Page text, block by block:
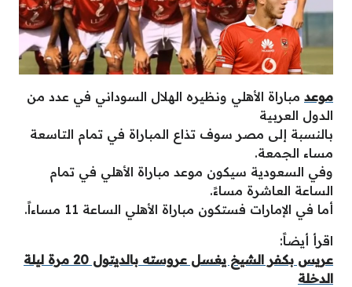
موعد مباراة الأهلي ونظيره الهلال السوداني في عدد من
الدول العربية
بالنسبة إلى مصر سوف تذاع المباراة في تمام التاسعة
مساء الجمعة.
وفي السعودية سيكون موعد مباراة الأهلي في تمام
الساعة العاشرة مساءً.
أما في الإمارات فستكون مباراة الأهلي الساعة 11 مساءاً.
اقرأ أيضاً:
عريس بكفر الشيخ يغسل عروسته بالديتول 20 مرة ليلة
الدخلة